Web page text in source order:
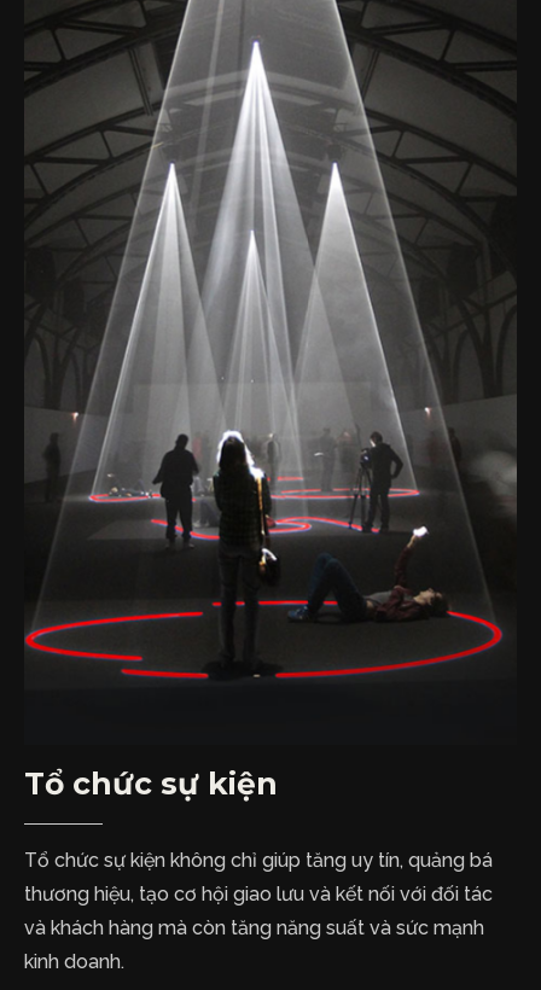
Tổ chức sự kiện
Tổ chức sự kiện không chỉ giúp tăng uy tín, quảng bá
thương hiệu, tạo cơ hội giao lưu và kết nối với đối tác
và khách hàng mà còn tăng năng suất và sức mạnh
kinh doanh.